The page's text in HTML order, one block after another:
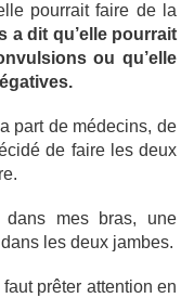
pourrait faire de la
a dit qu’elle pourrait
ou qu’elle
part de médecins, de
de faire les deux
mes bras, une
les deux jambes.
prêter attention en